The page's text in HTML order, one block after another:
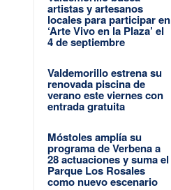
artistas y artesanos
locales para participar en
‘Arte Vivo en la Plaza’ el
4 de septiembre
Valdemorillo estrena su
renovada piscina de
verano este viernes con
entrada gratuita
Móstoles amplía su
programa de Verbena a
28 actuaciones y suma el
Parque Los Rosales
como nuevo escenario